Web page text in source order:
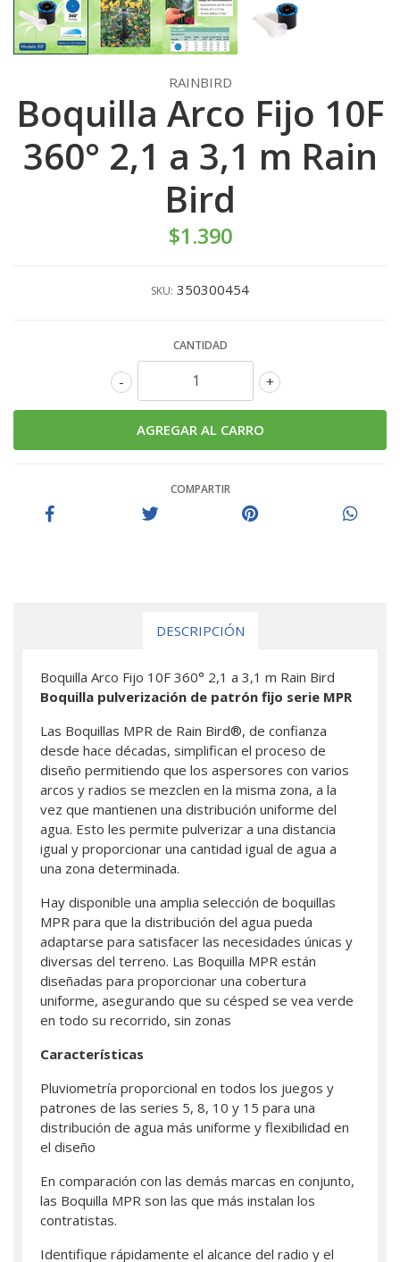
RAINBIRD
Boquilla Arco Fijo 10F
360° 2,1 a 3,1 m Rain
Bird
$1.390
SKU: 350300454
CANTIDAD
+
-
COMPARTIR
DESCRIPCIÓN
Boquilla Arco Fijo 10F 360° 2,1 a 3,1 m Rain Bird
Boquilla pulverización de patrón fijo serie MPR
Las Boquillas MPR de Rain Bird®, de confianza
desde hace décadas, simplifican el proceso de
diseño permitiendo que los aspersores con varios
arcos y radios se mezclen en la misma zona, a la
vez que mantienen una distribución uniforme del
agua. Esto les permite pulverizar a una distancia
igual y proporcionar una cantidad igual de agua a
una zona determinada.
Hay disponible una amplia selección de boquillas
MPR para que la distribución del agua pueda
adaptarse para satisfacer las necesidades únicas y
diversas del terreno. Las Boquilla MPR están
diseñadas para proporcionar una cobertura
uniforme, asegurando que su césped se vea verde
en todo su recorrido, sin zonas
Características
Pluviometría proporcional en todos los juegos y
patrones de las series 5, 8, 10 y 15 para una
distribución de agua más uniforme y flexibilidad en
el diseño
En comparación con las demás marcas en conjunto,
las Boquilla MPR son las que más instalan los
contratistas.
Identifique rápidamente el alcance del radio y el